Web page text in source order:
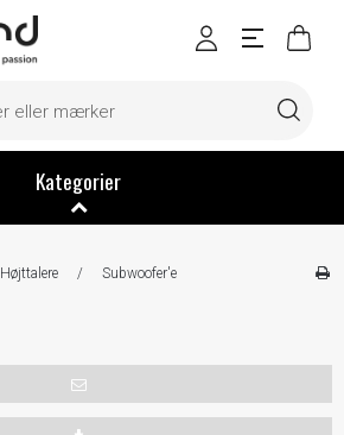
Kategorier
Højttalere /
Subwoofer'e